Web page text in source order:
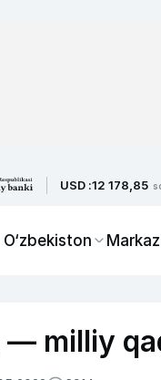
USD :12 178,85
O‘zbekiston
— milliy